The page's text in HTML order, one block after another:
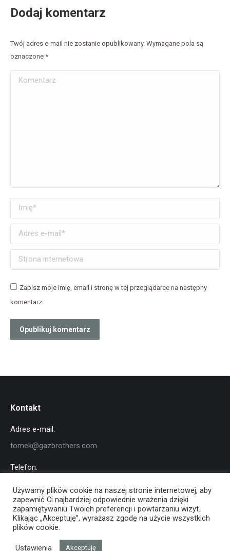
Dodaj komentarz
Twój adres e-mail nie zostanie opublikowany. Wymagane pola są
oznaczone *
Komentarz
Imię *
Adres e-mail *
Strona internetowa
Zapisz moje imię, email i stronę w tej przeglądarce na następny
komentarz.
Opublikuj komentarz
Kontakt
Adres e-mail:
tomek@gazbrothers.com
Telefon:
Znajdź nas na:
Facebook
otworzy
YouTube
otworzy
Instagram
otworzy
Używamy plików cookie na naszej stronie internetowej, aby
zapewnić Ci najbardziej odpowiednie wrażenia dzięki
zapamiętywaniu Twoich preferencji i powtarzaniu wizyt.
Klikając „Akceptuję”, wyrażasz zgodę na użycie wszystkich
plików cookie.
Ustawienia Akceptuję